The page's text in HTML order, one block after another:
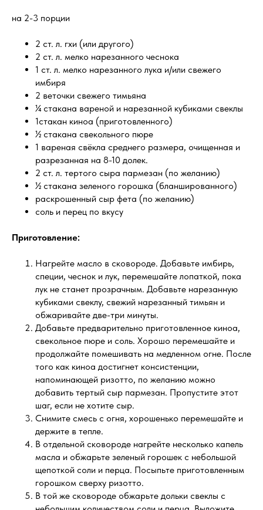
на 2-3 порции
2 ст. л. гхи (или другого)
2 ст. л. мелко нарезанного чеснока
1 ст. л. мелко нарезанного лука и/или свежего
имбиря
2 веточки свежего тимьяна
¼ стакана вареной и нарезанной кубиками свеклы
1стакан киноа (приготовленного)
½ стакана свекольного пюре
1 вареная свёкла среднего размера, очищенная и
разрезанная на 8-10 долек.
2 ст. л. тертого сыра пармезан (по желанию)
½ стакана зеленого горошка (бланшированного)
раскрошенный сыр фета (по желанию)
соль и перец по вкусу
Приготовление:
Нагрейте масло в сковороде. Добавьте имбирь,
специи, чеснок и лук, перемешайте лопаткой, пока
лук не станет прозрачным. Добавьте нарезанную
кубиками свеклу, свежий нарезанный тимьян и
обжаривайте две-три минуты.
Добавьте предварительно приготовленное киноа,
свекольное пюре и соль. Хорошо перемешайте и
продолжайте помешивать на медленном огне. После
того как киноа достигнет консистенции,
напоминающей ризотто, по желанию можно
добавить тертый сыр пармезан. Пропустите этот
шаг, если не хотите сыр.
Снимите смесь с огня, хорошенько перемешайте и
держите в тепле.
В отдельной сковороде нагрейте несколько капель
масла и обжарьте зеленый горошек с небольшой
щепоткой соли и перца. Посыпьте приготовленным
горошком сверху ризотто.
В той же сковороде обжарьте дольки свеклы с